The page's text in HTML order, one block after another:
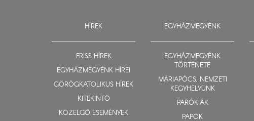
HÍREK
FRISS HÍREK
EGYHÁZMEGYÉNK HÍREI
GÖRÖGKATOLIKUS HÍREK
KITEKINTŐ
KÖZELGŐ ESEMÉNYEK
EGYHÁZMEGYÉNK
EGYHÁZMEGYÉNK
TÖRTÉNETE
MÁRIAPÓCS, NEMZETI
KEGYHELYÜNK
PARÓKIÁK
PAPOK